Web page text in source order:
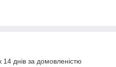
днів за домовленістю